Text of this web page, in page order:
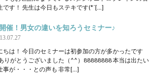
です！ 先生は今日もステキです(*´[…]
催！男女の違いを知ろうセミナー♪
ちは！ 今日のセミナーは初参加の方が多かったです
りがとうございました（^^）88888888 本当は出たい
事が・・・との声も 非常[…]